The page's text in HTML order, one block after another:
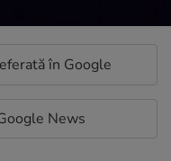
în Google
News